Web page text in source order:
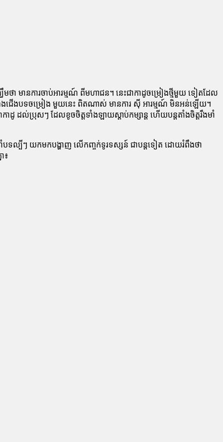
មានការចាប់អារម្មណ៍ ពីមហាជន។ នេះជាកាដូចម្រៀងថ្មីមួយ ទៀតដែល
ជើងបទចម្រៀង មួយនេះ ពិតណាស់ មានការ សុី អារម្មណ៍ មិនអន់ឡើយ។
ដល់ប្រុសៗ ដែលខូចចិត្តទាំងឡាយស្តាប់កម្សាន្ត ហើយបន្តតាំងចិត្តរឹងមាំ
ល្បីៗ យកមកបង្ហាញ លើកញ្ចក់ទូរទស្សន៍ ជាបន្តទៀត ដោយរំពឹងថា
៖